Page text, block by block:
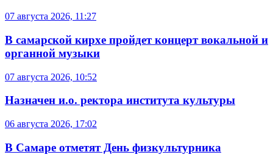
07 августа 2026, 11:27
В самарской кирхе пройдет концерт вокальной и
органной музыки
07 августа 2026, 10:52
Назначен и.о. ректора института культуры
06 августа 2026, 17:02
В Самаре отметят День физкультурника